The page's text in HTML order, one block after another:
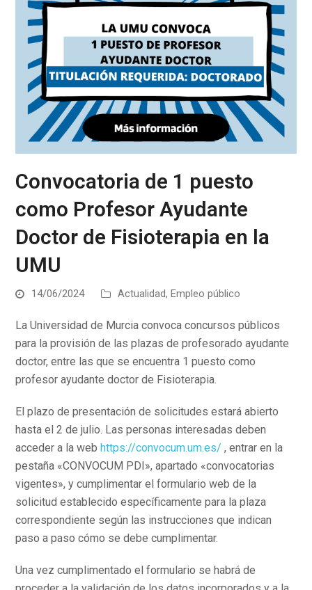
Convocatoria de 1 puesto
como Profesor Ayudante
Doctor de Fisioterapia en la
UMU
14/06/2024 Actualidad,Empleo público
La Universidad de Murcia convoca concursos públicos
para la provisión de las plazas de profesorado ayudante
doctor, entre las que se encuentra 1 puesto como
profesor ayudante doctor de Fisioterapia.
El plazo de presentación de solicitudes estará abierto
hasta el 2 de julio. Las personas interesadas deben
acceder a la webhttps://convocum.um.es/ , entrar en la
pestaña «CONVOCUM PDI», apartado «convocatorias
vigentes», y cumplimentar el formulario web de la
solicitud establecido específicamente para la plaza
correspondiente según las instrucciones que indican
paso a paso cómo se debe cumplimentar.
Una vez cumplimentado el formulario se habrá de